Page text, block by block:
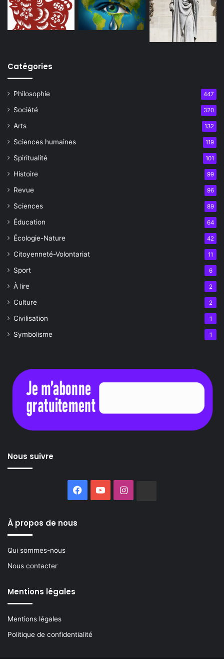
Catégories
Philosophie 447
Société 320
Arts 132
Sciences humaines 119
Spiritualité 101
Histoire 99
Revue 96
Sciences 89
Éducation 64
Écologie-Nature 42
Citoyenneté-Volontariat 11
Sport 6
À lire 2
Culture 2
Civilisation 1
Symbolisme 1
Nous suivre
Facebook
YouTubeInstagram
À propos de nous
Qui sommes-nous
Nous contacter
Mentions légales
Mentions légales
Politique de confidentialité